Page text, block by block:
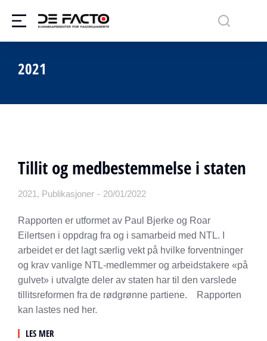
2021
Tillit og medbestemmelse i staten
2021 , Publikasjoner 20/01/2022
Rapporten er utformet av Paul Bjerke og Roar
Eilertsen i oppdrag fra og i samarbeid med NTL. I
arbeidet er det lagt særlig vekt på hvilke forventninger
og krav vanlige NTL-medlemmer og arbeidstakere «på
gulvet» i utvalgte deler av staten har til den varslede
tillitsreformen fra de rødgrønne partiene. Rapporten
kan lastes ned her.
LES MER